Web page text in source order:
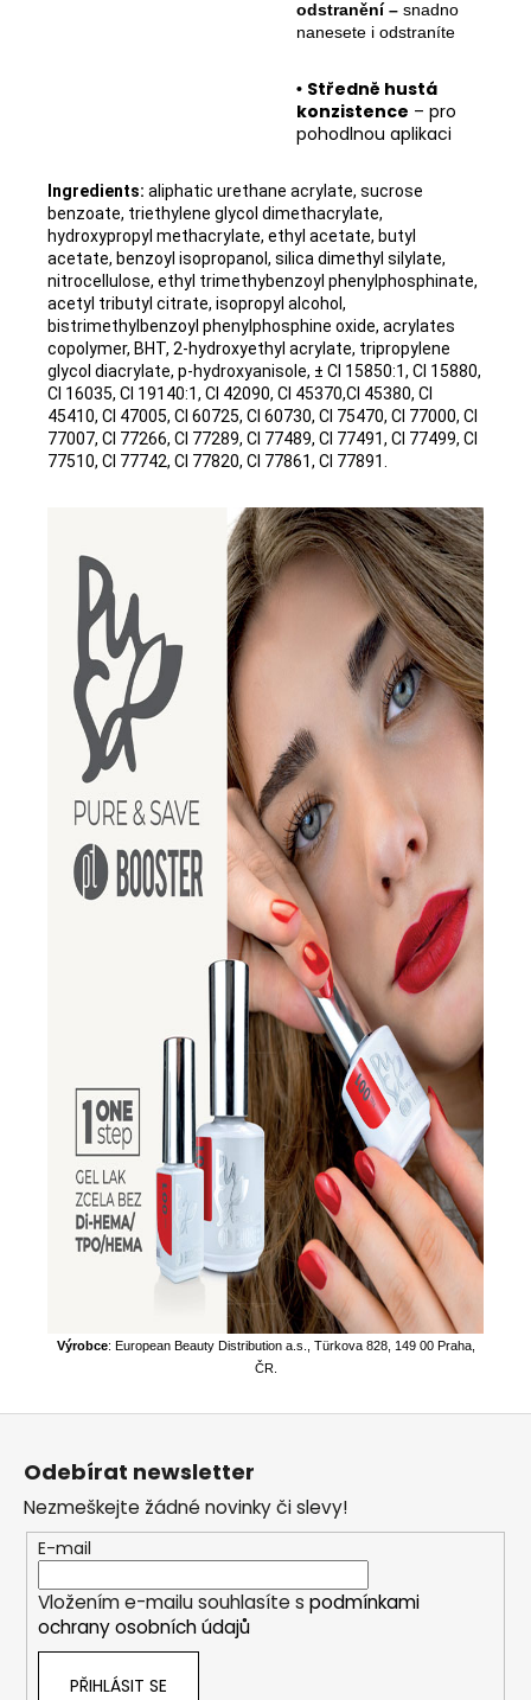
odstranění – snadno
nanesete i odstraníte
• Středně hustá
konzistence – pro
pohodlnou aplikaci
Ingredients: aliphatic urethane acrylate, sucrose
benzoate, triethylene glycol dimethacrylate,
hydroxypropyl methacrylate, ethyl acetate, butyl
acetate, benzoyl isopropanol, silica dimethyl silylate,
nitrocellulose, ethyl trimethybenzoyl phenylphosphinate,
acetyl tributyl citrate, isopropyl alcohol,
bistrimethylbenzoyl phenylphosphine oxide, acrylates
copolymer, BHT, 2-hydroxyethyl acrylate, tripropylene
glycol diacrylate, p-hydroxyanisole, ± CI 15850:1, CI 15880,
CI 16035, CI 19140:1, CI 42090, CI 45370,CI 45380, CI
45410, CI 47005, CI 60725, CI 60730, CI 75470, CI 77000, CI
77007, CI 77266, CI 77289, CI 77489, CI 77491, CI 77499, CI
77510, CI 77742, CI 77820, CI 77861, CI 77891.
Výrobce: European Beauty Distribution a.s., Türkova 828, 149 00 Praha,
ČR.
Z
Odebírat newsletter
Nezmeškejte žádné novinky či slevy!
E-mail
Vložením e-mailu souhlasíte s podmínkami
ochrany osobních údajů
PŘIHLÁSIT SE